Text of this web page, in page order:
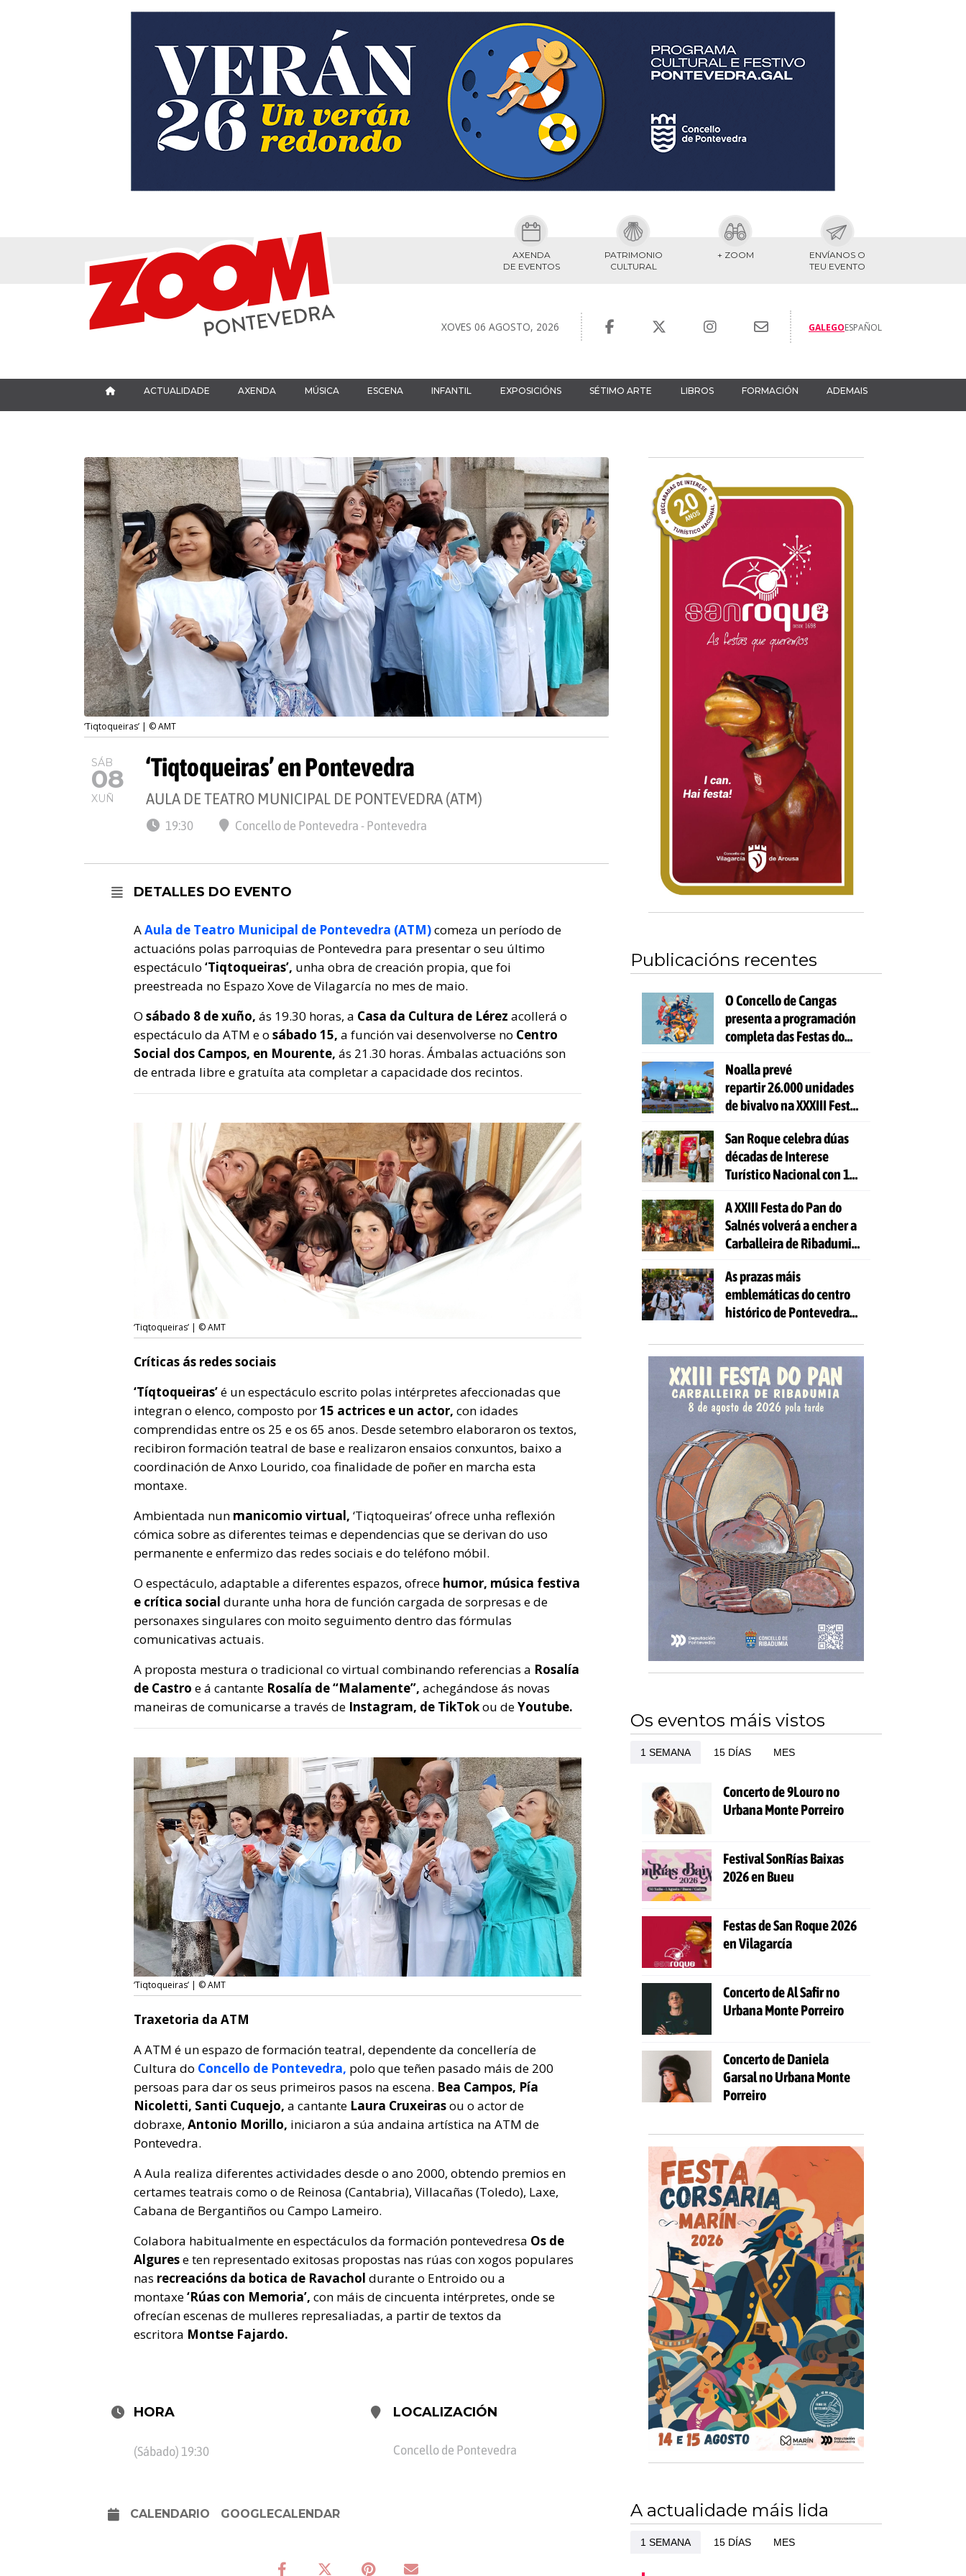
AXENDA
DE EVENTOS
PATRIMONIO
CULTURAL
+ ZOOM
ENVÍANOS O
TEU EVENTO
XOVES 06 AGOSTO, 2026 GALEGOESPAÑOL
ACTUALIDADE AXENDA MÚSICA ESCENA INFANTIL EXPOSICIÓNS SÉTIMO ARTE LIBROS FORMACIÓN ADEMAIS
‘Tiqtoqueiras’ | © AMT
SÁB
08
XUÑ
‘Tiqtoqueiras’ en Pontevedra
AULA DE TEATRO MUNICIPAL DE PONTEVEDRA (ATM)
19:30 Concello de Pontevedra - Pontevedra
DETALLES DO EVENTO
AAula de Teatro Municipal de Pontevedra (ATM)comeza un período de
actuacións polas parroquias de Pontevedra para presentar o seu último
espectáculo ‘Tiqtoqueiras’, unha obra de creación propia, que foi
preestreada no Espazo Xove de Vilagarcía no mes de maio.
O sábado 8 de xuño, ás 19.30 horas, a Casa da Cultura de Lérez acollerá o
espectáculo da ATM e o sábado 15, a función vai desenvolverse no Centro
Social dos Campos, en Mourente, ás 21.30 horas. Ámbalas actuacións son
de entrada libre e gratuíta ata completar a capacidade dos recintos.
‘Tiqtoqueiras’ | © AMT
Críticas ás redes sociais
‘Tíqtoqueiras’é un espectáculo escrito polas intérpretes afeccionadas que
integran o elenco, composto por15 actrices e un actor, con idades
comprendidas entre os 25 e os 65 anos. Desde setembro elaboraron os textos,
recibiron formación teatral de base e realizaron ensaios conxuntos, baixo a
coordinación de Anxo Lourido, coa finalidade de poñer en marcha esta
montaxe.
Ambientada nun manicomio virtual, ‘Tiqtoqueiras’ ofrece unha reflexión
cómica sobre as diferentes teimas e dependencias que se derivan do uso
permanente e enfermizo das redes sociais e do teléfono móbil.
O espectáculo, adaptable a diferentes espazos, ofrece humor, música festiva
e crítica social durante unha hora de función cargada de sorpresas e de
personaxes singulares con moito seguimento dentro das fórmulas
comunicativas actuais.
A proposta mestura o tradicional co virtual combinando referencias a Rosalía
de Castro e á cantante Rosalía de “Malamente”, achegándose ás novas
maneiras de comunicarse a través de Instagram, de TikTokou deYoutube.
‘Tiqtoqueiras’ | © AMT
Traxetoria da ATM
A ATM é un espazo de formación teatral, dependente da concellería de
Cultura do Concello de Pontevedra, polo que teñen pasado máis de 200
persoas para dar os seus primeiros pasos na escena. Bea Campos, Pía
Nicoletti, Santi Cuquejo, a cantante Laura Cruxeirasou o actor de
dobraxe, Antonio Morillo, iniciaron a súa andaina artística na ATM de
Pontevedra.
A Aula realiza diferentes actividades desde o ano 2000, obtendo premios en
certames teatrais como o de Reinosa (Cantabria), Villacañas (Toledo), Laxe,
Cabana de Bergantiños ou Campo Lameiro.
Colabora habitualmente en espectáculos da formación pontevedresa Os de
Algurese ten representado exitosas propostas nas rúas con xogos populares
nas recreacións da botica de Ravachol durante o Entroido ou a
montaxe‘Rúas con Memoria’, con máis de cincuenta intérpretes, onde se
ofrecían escenas de mulleres represaliadas, a partir de textos da
escritora Montse Fajardo.
HORA
(Sábado) 19:30
LOCALIZACIÓN
Concello de Pontevedra
CALENDARIO GOOGLECALENDAR
Publicacións recentes
O Concello de Cangas
presenta a programación
completa das Festas do
Noalla prevé
repartir 26.000 unidades
de bivalvo na XXXIII Festa
San Roque celebra dúas
décadas de Interese
Turístico Nacional con 10
actividades gratuítas
A XXIII Festa do Pan do
Salnés volverá a encher a
Carballeira de Ribadumia
e actividades para todas
as idades
As prazas máis
emblemáticas do centro
histórico de Pontevedra
voces coa celebración de
'Aquí Cántase'
Os eventos máis vistos
1 SEMANA 15 DÍAS MES
Concerto de 9Louro no
Urbana Monte Porreiro
Festival SonRías Baixas
2026 en Bueu
Festas de San Roque 2026
en Vilagarcía
Concerto de Al Safir no
Urbana Monte Porreiro
Concerto de Daniela
Garsal no Urbana Monte
Porreiro
A actualidade máis lida
1 SEMANA 15 DÍAS MES